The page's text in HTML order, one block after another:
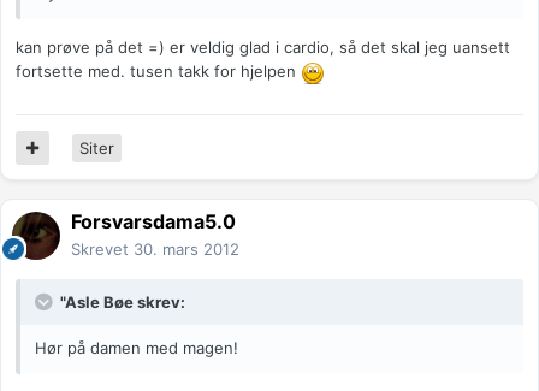
kan prøve på det =) er veldig glad i cardio, så det skal jeg uansett
fortsette med. tusen takk for hjelpen
Siter
Forsvarsdama5.0
Skrevet 30. mars 2012
"Asle Bøe skrev:
Hør på damen med magen!